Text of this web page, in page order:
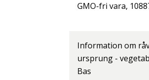
GMO-fri vara,
Information om
ursprung -
Bas